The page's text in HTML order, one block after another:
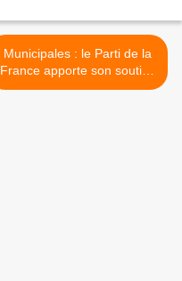
Municipales : le Parti de la
France apporte son soutien
à la liste menée par